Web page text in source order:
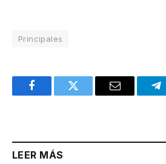
Principales
FacebookTwitter Email
LEER MÁS